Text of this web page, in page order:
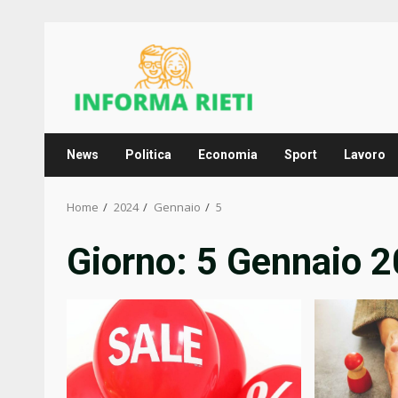
News Politica Economia Sport Lavoro
Home 2024 Gennaio 5
Giorno: 5 Gennaio